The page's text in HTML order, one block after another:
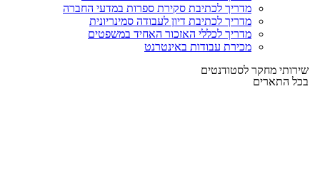
מדריך לכתיבת סקירת ספרות במדעי החברה
מדריך לכתיבת דיון לעבודה סמינריונית
מדריך לכללי האזכור האחיד במשפטים
מכירת עבודות באינטרנט
שירותי מחקר לסטודנטים
בכל התארים